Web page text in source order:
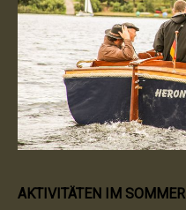
AKTIVITÄTEN IM SOMMER